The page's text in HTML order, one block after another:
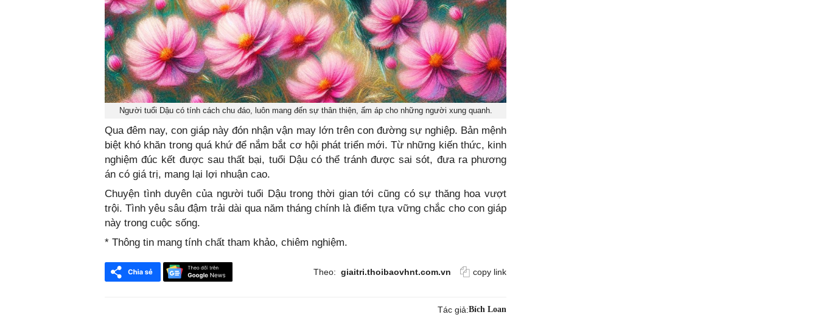
Người tuổi Dậu có tính cách chu đáo, luôn mang đến sự thân thiện, ấm áp cho những người xung quanh.
Qua đêm nay, con giáp này đón nhận vận may lớn trên con đường sự nghiệp. Bản mệnh
biệt khó khăn trong quá khứ để nắm bắt cơ hội phát triển mới. Từ những kiến thức, kinh
nghiệm đúc kết được sau thất bại, tuổi Dậu có thể tránh được sai sót, đưa ra phương
án có giá trị, mang lại lợi nhuận cao.
Chuyện tình duyên của người tuổi Dậu trong thời gian tới cũng có sự thăng hoa vượt
trội. Tình yêu sâu đậm trải dài qua năm tháng chính là điểm tựa vững chắc cho con giáp
này trong cuộc sống.
* Thông tin mang tính chất tham khảo, chiêm nghiệm.
Theo: giaitri.thoibaovhnt.com.vn copy link
Tác giả:Bích Loan